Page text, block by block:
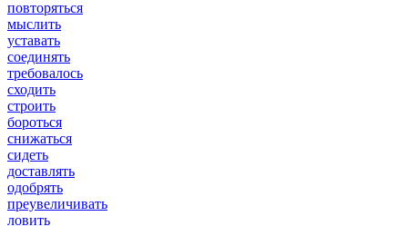
повторяться
мыслить
уставать
соединять
требовалось
сходить
строить
бороться
снижаться
сидеть
доставлять
одобрять
преувеличивать
ловить